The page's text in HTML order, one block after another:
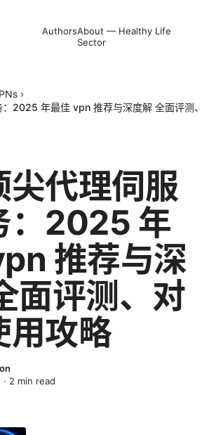
AuthorsAbout — Healthy Life
Sector
›
2025 年最佳 vpn 推荐与深度解 全面评测、
尖代理伺服
：2025 年
推荐与深
面评测、对
用攻略
· 2 min read